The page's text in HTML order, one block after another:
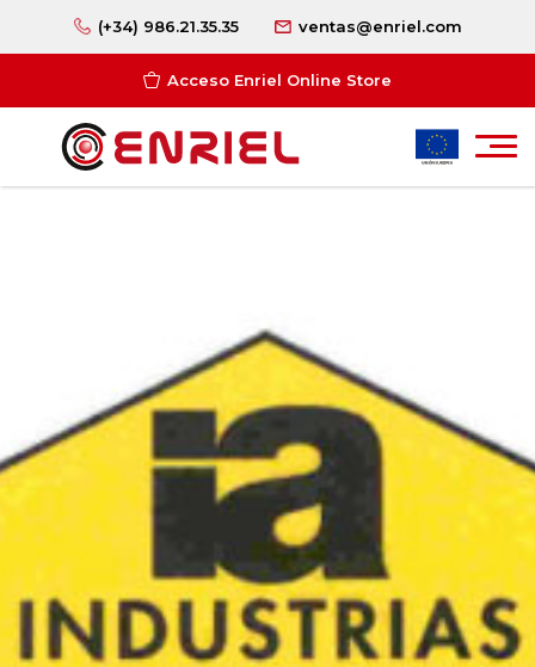
(+34) 986.21.35.35 ventas@enriel.com
Acceso Enriel Online Store